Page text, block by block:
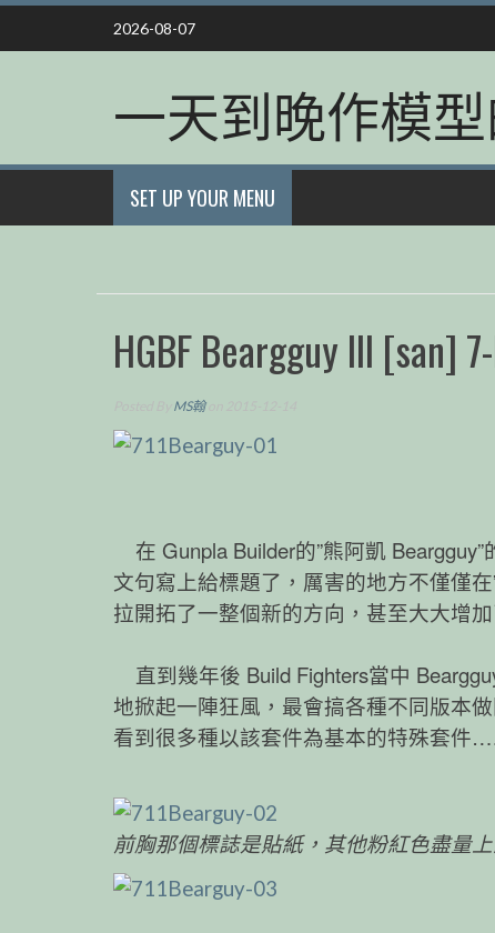
Skip
content
2026-08-07
一天到晚作模型
SET UP YOUR MENU
HGBF Beargguy III [san]
MS翰on 2015-12-14
在 Gunpla Builder的”熊阿凱
文句寫上給標題了，厲害的地方不僅僅
拉開拓了一整個新的方向，甚至大大增加
直到幾年後 Build Fighters當中
地掀起一陣狂風，最會搞各種不同版本
看到很多種以該套件為基本的特殊套件
前胸那個標誌是貼紙，其他粉紅色盡量